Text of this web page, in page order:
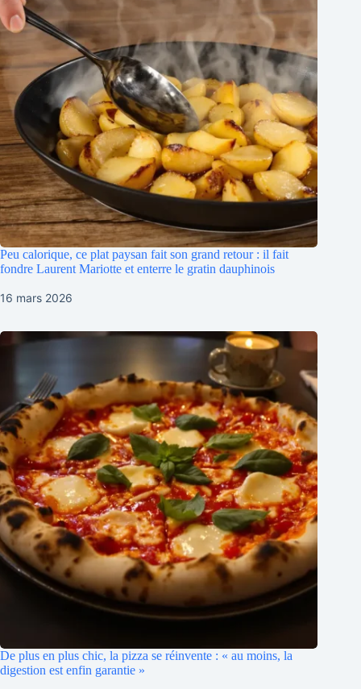
Peu calorique, ce plat paysan fait son grand retour : il fait
fondre Laurent Mariotte et enterre le gratin dauphinois
16 mars 2026
De plus en plus chic, la pizza se réinvente : « au moins, la
digestion est enfin garantie »